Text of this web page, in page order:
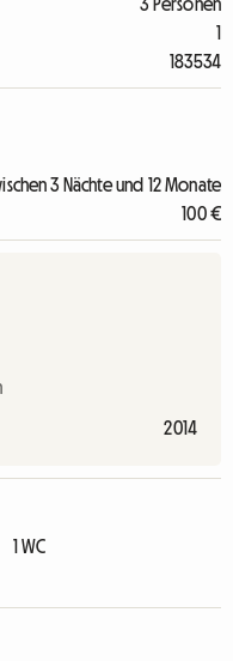
1
183534
3 Nächte und 12 Monate
100 €
2014
1 WC